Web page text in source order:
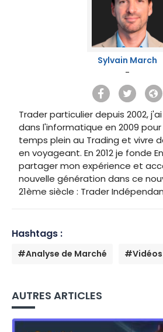
Sylvain March
-
Trader particulier depuis 2002,
dans l'informatique en 2009
temps plein au Trading et vivre
en voyageant. En 2012 je fonde
partager mon expérience et
nouvelle génération dans ce
21ème siècle : Trader
Hashtags :
#Analyse de Marché #Vidéos
AUTRES ARTICLES